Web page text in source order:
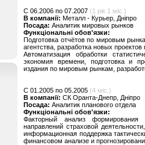
C 06.2006 по 07.2007 (1 рік 1 міс.)
В компанії: Металл - Курьер, Дніпро
Посада: Аналитик мировых рынков
Функціональні обов'язки:
Подготовка отчётов по мировым
агентства, разработка новых
Автоматизация обработки
экономия времени, подготовка и
издания по мировым рынкам,
C 01.2005 по 05.2005 (4 міс.)
В компанії: СК Оранта-Днепр, Дніпро
Посада: Аналитик планового отдела
Функціональні обов'язки:
Факторный анализ формирования
направлений страховой
информационная поддержка
финансовом анализе и